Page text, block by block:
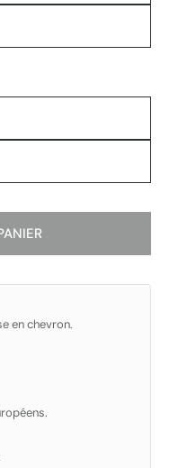
CASBAH
en chevron.